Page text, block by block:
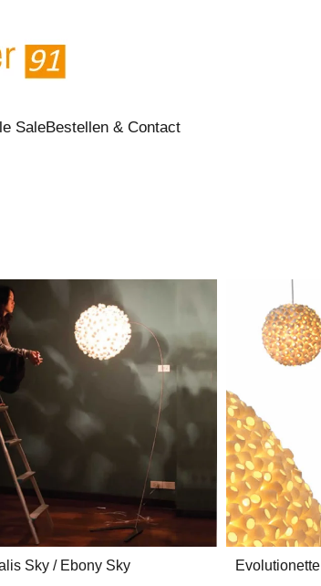
SaleBestellen & Contact
Sky / Ebony Sky Evolutionette